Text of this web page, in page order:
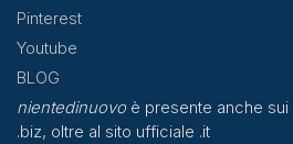
Pinterest
Youtube
BLOG
nientedinuovoè presente anche sui
.biz, oltre al sito ufficiale .it